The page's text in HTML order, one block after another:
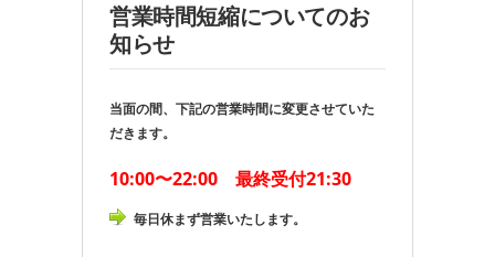
営業時間短縮についてのお
知らせ
当面の間、下記の営業時間に変更させていた
だきます。
10:00〜22:00 最終受付21:30
毎日休まず営業いたします。